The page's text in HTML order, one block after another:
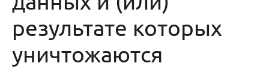
результате которых
уничтожаются